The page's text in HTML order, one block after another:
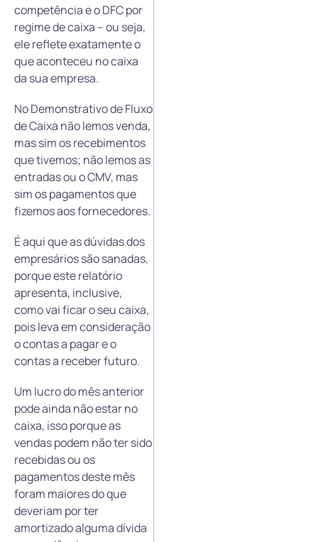
competência e o DFC por
regime de caixa – ou seja,
ele reflete exatamente o
que aconteceu no caixa
da sua empresa.
No Demonstrativo de Fluxo
de Caixa não lemos venda,
mas sim os recebimentos
que tivemos; não lemos as
entradas ou o CMV, mas
sim os pagamentos que
fizemos aos fornecedores.
É aqui que as dúvidas dos
empresários são sanadas,
porque este relatório
apresenta, inclusive,
como vai ficar o seu caixa,
pois leva em consideração
o contas a pagar e o
contas a receber futuro.
Um lucro do mês anterior
pode ainda não estar no
caixa, isso porque as
vendas podem não ter sido
recebidas ou os
pagamentos deste mês
foram maiores do que
deveriam por ter
amortizado alguma dívida